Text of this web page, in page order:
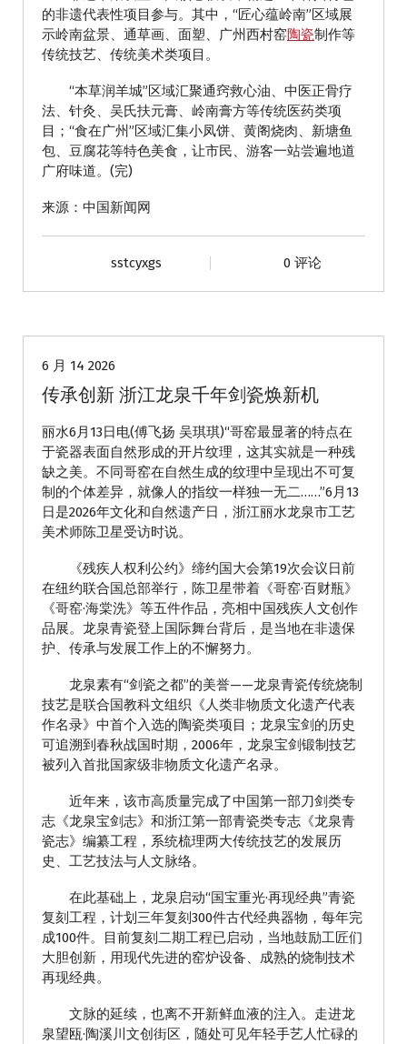
的非遗代表性项目参与。其中，“匠心蕴岭南”区域展
示岭南盆景、通草画、面塑、广州西村窑陶瓷制作等
传统技艺、传统美术类项目。
“本草润羊城”区域汇聚通窍救心油、中医正骨疗
法、针灸、吴氏扶元膏、岭南膏方等传统医药类项
目；“食在广州”区域汇集小凤饼、黄阁烧肉、新塘鱼
包、豆腐花等特色美食，让市民、游客一站尝遍地道
广府味道。(完)
来源：中国新闻网
sstcyxgs 0 评论
6 月 14 2026
传承创新 浙江龙泉千年剑瓷焕新机
丽水6月13日电(傅飞扬 吴琪琪)“哥窑最显著的特点在
于瓷器表面自然形成的开片纹理，这其实就是一种残
缺之美。不同哥窑在自然生成的纹理中呈现出不可复
制的个体差异，就像人的指纹一样独一无二……”6月13
日是2026年文化和自然遗产日，浙江丽水龙泉市工艺
美术师陈卫星受访时说。
《残疾人权利公约》缔约国大会第19次会议日前
在纽约联合国总部举行，陈卫星带着《哥窑·百财瓶》
《哥窑·海棠洗》等五件作品，亮相中国残疾人文创作
品展。龙泉青瓷登上国际舞台背后，是当地在非遗保
护、传承与发展工作上的不懈努力。
龙泉素有“剑瓷之都”的美誉——龙泉青瓷传统烧制
技艺是联合国教科文组织《人类非物质文化遗产代表
作名录》中首个入选的陶瓷类项目；龙泉宝剑的历史
可追溯到春秋战国时期，2006年，龙泉宝剑锻制技艺
被列入首批国家级非物质文化遗产名录。
近年来，该市高质量完成了中国第一部刀剑类专
志《龙泉宝剑志》和浙江第一部青瓷类专志《龙泉青
瓷志》编纂工程，系统梳理两大传统技艺的发展历
史、工艺技法与人文脉络。
在此基础上，龙泉启动“国宝重光·再现经典”青瓷
复刻工程，计划三年复刻300件古代经典器物，每年完
成100件。目前复刻二期工程已启动，当地鼓励工匠们
大胆创新，用现代先进的窑炉设备、成熟的烧制技术
再现经典。
文脉的延续，也离不开新鲜血液的注入。走进龙
泉望瓯·陶溪川文创街区，随处可见年轻手艺人忙碌的